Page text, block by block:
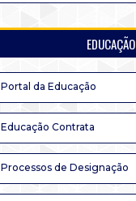
EDUCAÇÃO
Portal da Educação
Educação Contrata
Processos de Designação